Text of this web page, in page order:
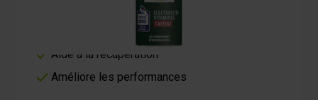
4 électrolytes essentiels
Contribue à l'hydratation
Aide à la récupération
Améliore les performances